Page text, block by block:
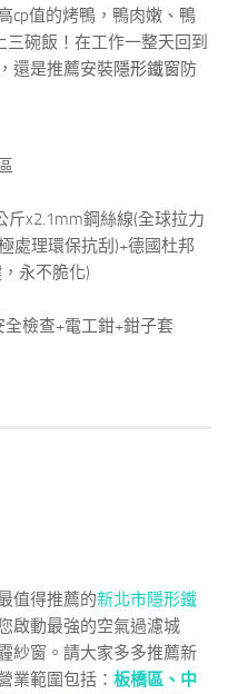
cp值的烤鴨，鴨肉嫩、鴨
碗飯！在工作一整天回到
還是推薦安裝隱形鐵窗防
斤x2.1mm鋼絲線(全球拉力
處理環保抗刮)+德國杜邦
永不脆化)
檢查+電工鉗+鉗子套
值得推薦的新北市隱形鐵
啟動最強的空氣過濾城
紗窗。請大家多多推薦新
業範圍包括： 板橋區、 中